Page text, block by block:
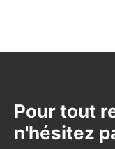
Pour tout
n'hésitez